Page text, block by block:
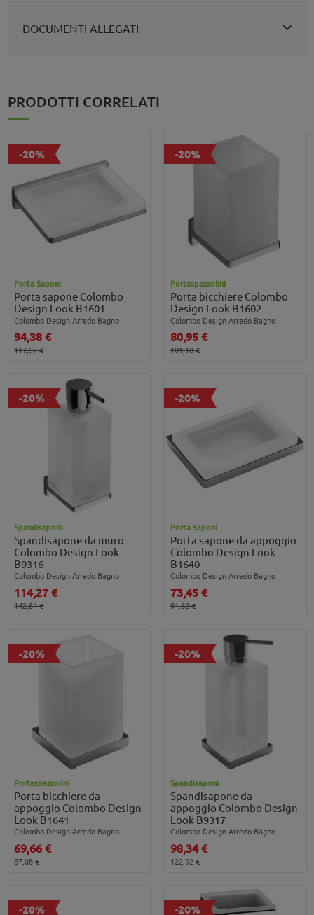
DOCUMENTI ALLEGATI
PRODOTTI CORRELATI
-20%
Porta Saponi
Porta sapone Colombo
Design Look B1601
Colombo Design Arredo Bagno
94,38 €
117,97 €
-20%
Portaspazzolini
Porta bicchiere Colombo
Design Look B1602
Colombo Design Arredo Bagno
80,95 €
101,18 €
-20%
Spandisaponi
Spandisapone da muro
Colombo Design Look
B9316
Colombo Design Arredo Bagno
114,27 €
142,84 €
-20%
Porta Saponi
Porta sapone da appoggio
Colombo Design Look
B1640
Colombo Design Arredo Bagno
73,45 €
91,82 €
-20%
Portaspazzolini
Porta bicchiere da
appoggio Colombo Design
Look B1641
Colombo Design Arredo Bagno
69,66 €
87,08 €
-20%
Spandisaponi
Spandisapone da
appoggio Colombo Design
Look B9317
Colombo Design Arredo Bagno
98,34 €
122,92 €
-20% -20%